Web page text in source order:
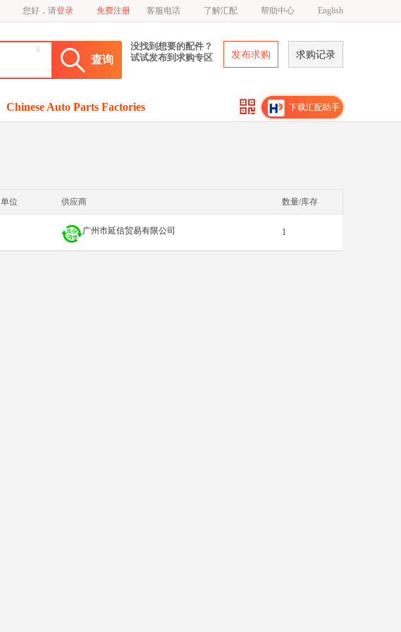
您好，请登录 免费注册 客服电话 了解汇配 帮助中心 English
查询
x
没找到想要的配件？
试试发布到求购专区
发布求购 求购记录
Chinese Auto Parts Factories 下载汇配助手
单位 供应商 数量/库存
广州市延信贸易有限公司 1